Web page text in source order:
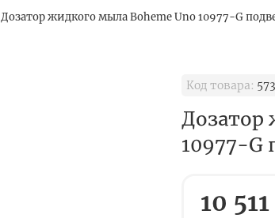
Дозатор жидкого мыла Boheme Uno 10977-G
Код товара:
Дозатор
10977-G
10